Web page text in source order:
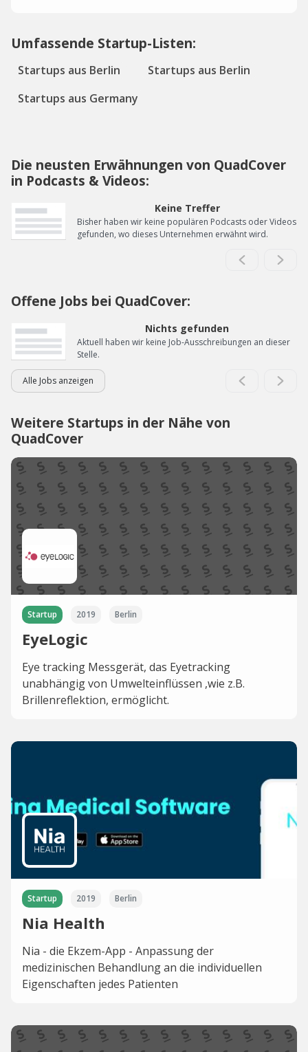
Umfassende Startup-Listen:
Startups aus Berlin
Startups aus Berlin
Startups aus Germany
Die neusten Erwähnungen von QuadCover
in Podcasts & Videos:
Keine Treffer
Bisher haben wir keine populären Podcasts oder Videos
gefunden, wo dieses Unternehmen erwähnt wird.
Offene Jobs bei QuadCover:
Nichts gefunden
Aktuell haben wir keine Job-Ausschreibungen an dieser
Stelle.
Alle Jobs anzeigen
Weitere Startups in der Nähe von
QuadCover
Startup 2019 Berlin
EyeLogic
Eye tracking Messgerät, das Eyetracking
unabhängig von Umwelteinflüssen ,wie z.B.
Brillenreflektion, ermöglicht.
Startup 2019 Berlin
Nia Health
Nia - die Ekzem-App - Anpassung der
medizinischen Behandlung an die individuellen
Eigenschaften jedes Patienten